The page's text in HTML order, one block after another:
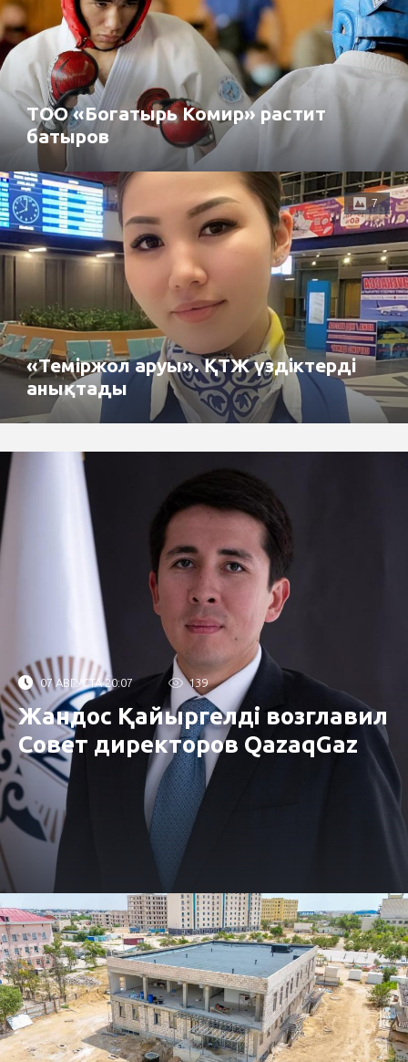
ТОО «Богатырь Комир» растит
батыров
7
«Теміржол аруы». ҚТЖ үздіктерді
анықтады
07 АВГУСТА 20:07 139
Жандос Қайыргелді возглавил
Совет директоров QazaqGaz